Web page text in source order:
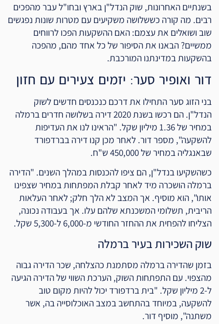
בשנתיים האחרונות, שוק הנדל"ן בארץ ובחו"ל עבר מהפכים
רבים. מה קורה כששלושה משקיעים עם מטרות שונות נפגשים
שוב ושואלים את עצמם: האם ההשקעות הפכו לרווחים
ממשיים? הבאנו את הסיפור של כל אחד מהם, מהפכה
בהשקעות במדינתנו המורכבת.
דור ואופיר סער: יזמים צעירים עם חזון
בני הזוג סער התחילו את דרכם כנכנסים חדשים לשוק
הנדל"ן. הם רכשו בשנת 2020 דירה בשלושה חדרים ברמלה
במחיר של 1.36 מיליון שקל. "הראינו לנו את העדיפות
להשקעה", מספר דור. לאחר מכן קנו דירה בברדפורד
שבאנגליה במחיר של 450,000 ש"ח.
כשהשקיעו בנדל"ן, הם ציפו להכנסות במהלך השנים. "הדירה
ברמלה הושכרה מיד לאחר קבלת המפתחות במחיר שצפינו
אותו", הוא מוסיף. אך המצב לא הלך חלק; לאחר העלאות
הריבית, תשלומי המשכנתא שלהם עלו. אך בעבודה נכונה,
הצליחו להפחית את ההחזר החודשי מ-6,000 ל-5,300 שקל.
שוק השכירות בעיר ברמלה
בזמן שהדירה ברמלה מסתמנת כהצלחה, שכר הדירה גבוה
מהצפוי. עם התפתחות השוק, הערכת השווי של הדירה הגיעה
ל-2 מיליון שקל. "בית ברדפורד יכול להיות מקום טוב
להשקעה, במיוחד בהתחשב במצב האוכלוסייה בה, אשר
משתנה", מוסיף דור.